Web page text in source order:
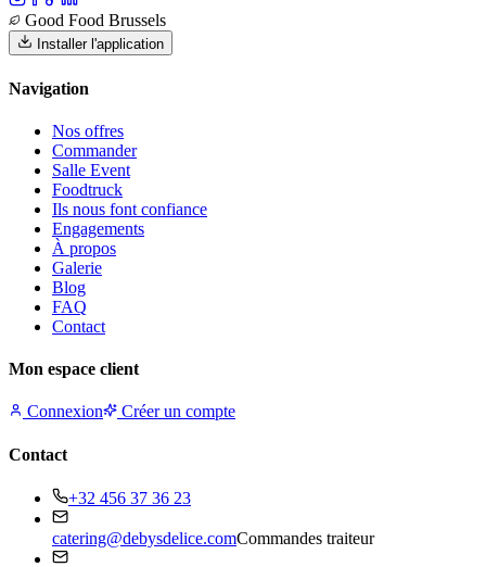
Good Food Brussels
Installer l'application
Navigation
Nos offres
Commander
Salle Event
Foodtruck
Ils nous font confiance
Engagements
À propos
Galerie
Blog
FAQ
Contact
Mon espace client
Connexion Créer un compte
Contact
+32 456 37 36 23
catering@debysdelice.comCommandes traiteur